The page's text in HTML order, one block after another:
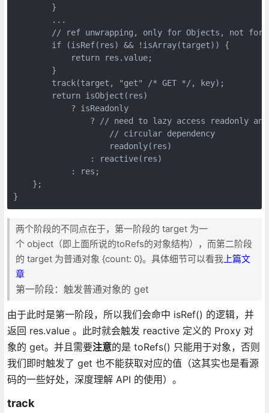
        }
        ...
// ref unwrapping, only for Objects, not for
        if (isRef(res) && !isArray(target)) {
            return res.value;
        }
        track(target, "get" /* GET */, key);
        return isObject(res)
            ? isReadonly
? // need to lazy access readonly
                    // circular dependency
                    readonly(res)
                : reactive(res)
            : res;
    };
}
两个阶段的不同点在于，第一阶段的 target 为一
个 object（即上面所说的toRefs的对象结构），而第二阶段
的 target 为普通对象 {count: 0}。具体细节可以看我上篇文
章
第一阶段：触发普通对象的 get
由于此时是第一阶段，所以我们会命中 isRef() 的逻辑，并
返回 res.value 。此时就会触发 reactive 定义的 Proxy 对
象的 get。并且需要注意的是 toRefs() 只能用于对象，否则
我们即时触发了 get 也不能获取对应的值（这其实也是看源
码的一些好处，深度理解 API 的使用）。
track